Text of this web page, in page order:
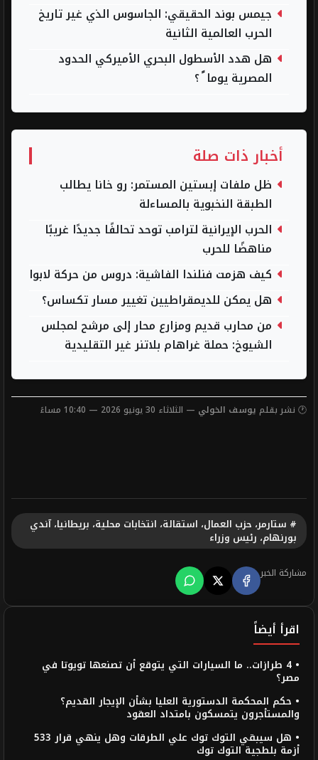
جيمس بوند الحقيقي: الجاسوس الذي غير تاريخ
الحرب العالمية الثانية
هل هدد الأسطول البحري الأميركي الحدود
المصرية يوما ً ؟
أخبار ذات صلة
ظل ملفات إبستين المستمر: رو خانا يطالب
الطبقة النخبوية بالمساءلة
الحرب الإيرانية لترامب توحد تحالفًا جديدًا غريبًا
مناهضًا للحرب
كيف هزمت فنلندا الفاشية: دروس من حركة لابوا
هل يمكن للديمقراطيين تغيير مسار تكساس؟
من محارب قديم ومزارع محار إلى مرشح لمجلس
الشيوخ: حملة غراهام بلاتنر غير التقليدية
🕐 نشر بقلم يوسف الخولي — الثلاثاء 30 يونيو 2026 — 10:40 مساءً
# ستارمر، حزب العمال، استقالة، انتخابات محلية، بريطانيا، آندي
بورنهام، رئيس وزراء
مشاركة الخبر
اقرأ أيضاً
• 4 طرازات.. ما السيارات التي يتوقع أن تصنعها تويوتا في
مصر؟
• حكم المحكمة الدستورية العليا بشأن الإيجار القديم؟
والمستأجرون يتمسكون بامتداد العقود
• هل سيبقي التوك توك علي الطرقات وهل ينهي قرار 533
أزمة بلطجية التوك توك